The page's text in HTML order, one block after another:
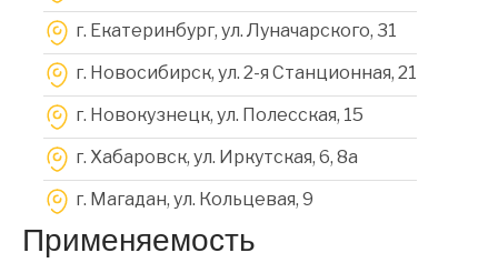
г. Екатеринбург, ул. Луначарского, 31
г. Новосибирск, ул. 2-я Станционная, 21
г. Новокузнецк, ул. Полесская, 15
г. Хабаровск, ул. Иркутская, 6, 8a
г. Магадан, ул. Кольцевая, 9
Применяемость